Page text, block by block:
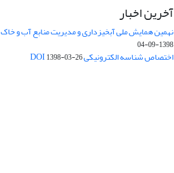
آخرین اخبار
نهمین همایش ملی آبخیزداری و مدیریت منابع آب و خاک
1398-09-04
اختصاص شناسه الکترونیکی DOI1398-03-26